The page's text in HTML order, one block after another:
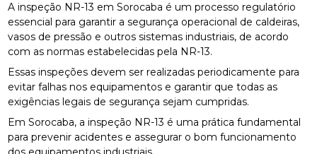
A inspeção NR-13 em Sorocaba é um processo regulatório
essencial para garantir a segurança operacional de caldeiras,
vasos de pressão e outros sistemas industriais, de acordo
com as normas estabelecidas pela NR-13.
Essas inspeções devem ser realizadas periodicamente para
evitar falhas nos equipamentos e garantir que todas as
exigências legais de segurança sejam cumpridas.
Em Sorocaba, a inspeção NR-13 é uma prática fundamental
para prevenir acidentes e assegurar o bom funcionamento